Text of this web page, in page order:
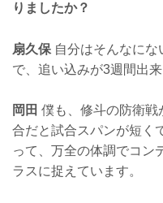
りましたか？
扇久保 自分はそんなに
で、追い込みが3週間出
岡田 僕も、修斗の防衛
合だと試合スパンが短く
って、万全の体調でコン
ラスに捉えています。